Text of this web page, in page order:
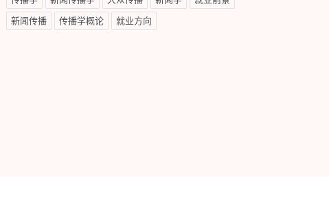
新闻传播 传播学概论 就业方向